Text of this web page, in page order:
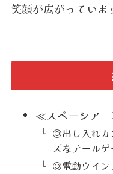
笑顔が広がっていま
≪スペーシア
◎出し入れカ
ズなテール
◎電動ウイン